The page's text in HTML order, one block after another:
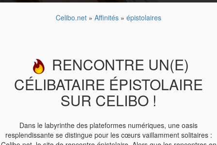
Celibo.net » Affinités » épistolaires
RENCONTRE UN(E)
CÉLIBATAIRE ÉPISTOLAIRE
SUR CELIBO !
Dans le labyrinthe des plateformes numériques, une oasis
resplendissante se distingue pour les cœurs vaillamment solitaires :